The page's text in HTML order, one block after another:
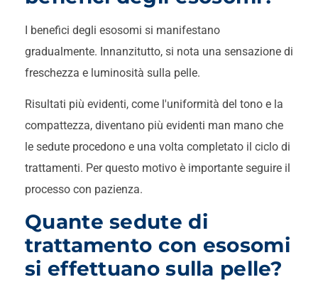
I benefici degli esosomi si manifestano
gradualmente. Innanzitutto, si nota una sensazione di
freschezza e luminosità sulla pelle.
Risultati più evidenti, come l'uniformità del tono e la
compattezza, diventano più evidenti man mano che
le sedute procedono e una volta completato il ciclo di
trattamenti. Per questo motivo è importante seguire il
processo con pazienza.
Quante sedute di
trattamento con esosomi
si effettuano sulla pelle?